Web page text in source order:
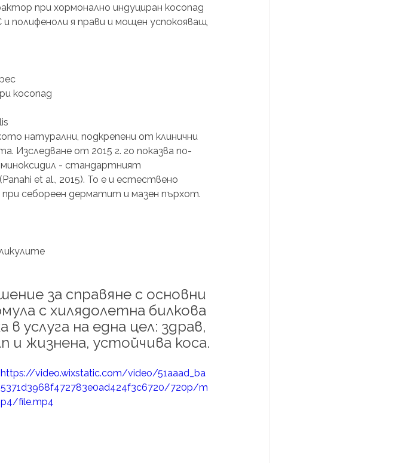
при хормонално индуциран косопад
полифеноли я прави и мощен успокояващ
косопад
натурални, подкрепени от клинични
Изследване от 2015 г. го показва по-
- стандартният
et al., 2015). То е и естествено
себореен дерматит и мазен пърхот.
за справяне с основни
с хилядолетна билкова
услуга на една цел: здрав,
и жизнена, устойчива коса.
https://video.wixstatic.com/video/51aaad_ba
5371d3968f472783e0ad424f3c6720/720p/m
p4/file.mp4